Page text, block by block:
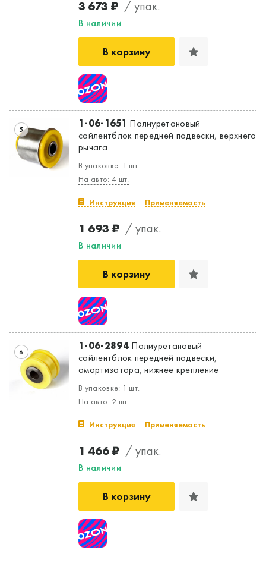
3 673 ₽ / упак.
В наличии
В корзину
5 1-06-1651 Полиуретановый
сайлентблок передней подвески, верхнего
рычага
В упаковке: 1 шт.
На авто: 4 шт.
Инструкция Применяемость
1 693 ₽ / упак.
В наличии
В корзину
6 1-06-2894Полиуретановый
сайлентблок передней подвески,
амортизатора, нижнее крепление
В упаковке: 1 шт.
На авто: 2 шт.
Инструкция Применяемость
1 466 ₽ / упак.
В наличии
В корзину